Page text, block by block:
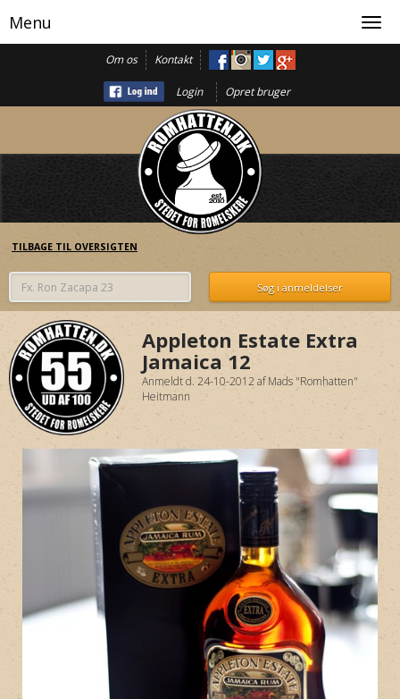
Om os Kontakt
Login Opret bruger
Menu
TILBAGE TIL OVERSIGTEN
Appleton Estate Extra
Jamaica 12
Anmeldt d. 24-10-2012 afMads "Romhatten"
Heitmann